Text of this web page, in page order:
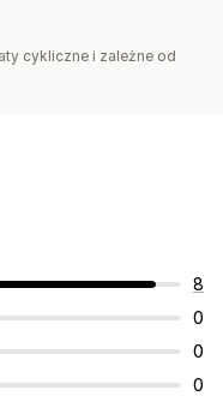
cykliczne i zależne od
8
0
0
0